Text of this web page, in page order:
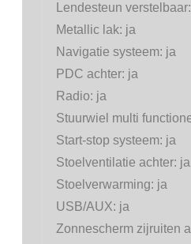
Lendesteun verstelbaar:
Metallic lak: ja
Navigatie systeem: ja
PDC achter: ja
Radio: ja
Stuurwiel multi
Start-stop systeem: ja
Stoelventilatie achter: ja
Stoelverwarming: ja
USB/AUX: ja
Zonnescherm zijruiten